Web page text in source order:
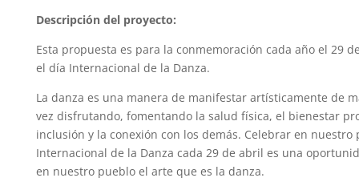
Descripción del proyecto:
Esta propuesta es para la conmemoración cada año el 29
el día Internacional de la Danza.
La danza es una manera de manifestar artísticamente de
vez disfrutando, fomentando la salud física, el bienestar
inclusión y la conexión con los demás. Celebrar en nuestro
Internacional de la Danza cada 29 de abril es una
en nuestro pueblo el arte que es la danza.